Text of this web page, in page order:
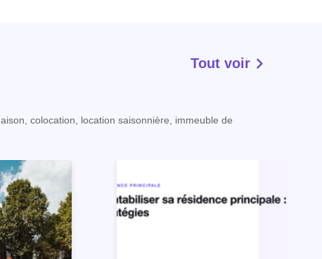
Tout voir
colocation, location saisonnière, immeuble de